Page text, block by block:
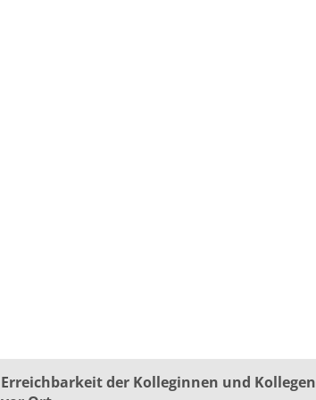
Erreichbarkeit der Kolleginnen und Kollegen